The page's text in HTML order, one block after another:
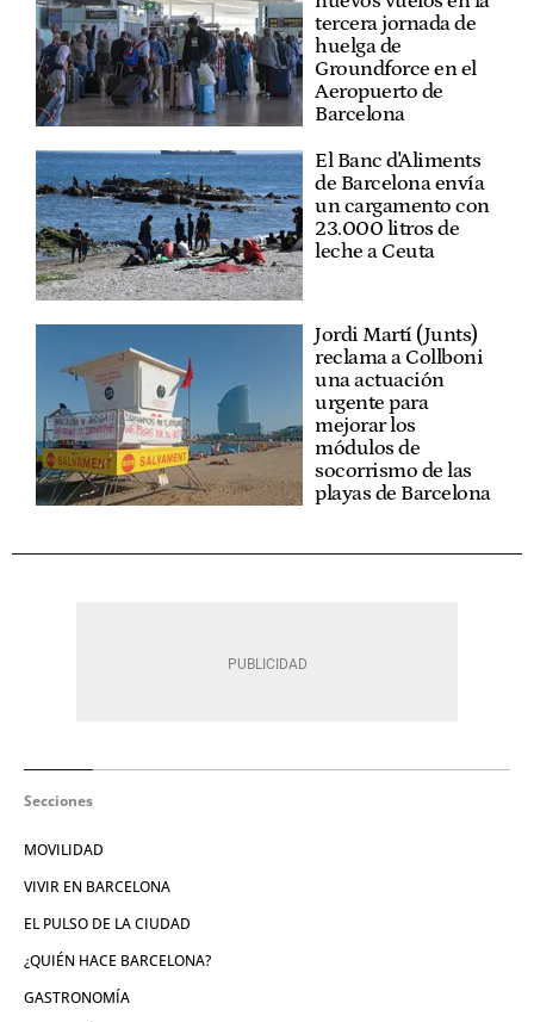
tercera jornada de
huelga de
Groundforce en el
Aeropuerto de
Barcelona
El Banc d'Aliments
de Barcelona envía
un cargamento con
23.000 litros de
leche a Ceuta
Jordi Martí (Junts)
reclama a Collboni
una actuación
urgente para
mejorar los
módulos de
socorrismo de las
playas de Barcelona
Secciones
MOVILIDAD
VIVIR EN BARCELONA
EL PULSO DE LA CIUDAD
¿QUIÉN HACE BARCELONA?
GASTRONOMÍA